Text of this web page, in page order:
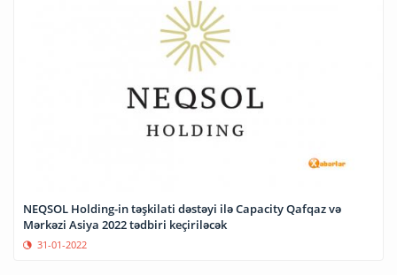
NEQSOL Holding-in təşkilati dəstəyi ilə Capacity Qafqaz və
Mərkəzi Asiya 2022 tədbiri keçiriləcək
31-01-2022